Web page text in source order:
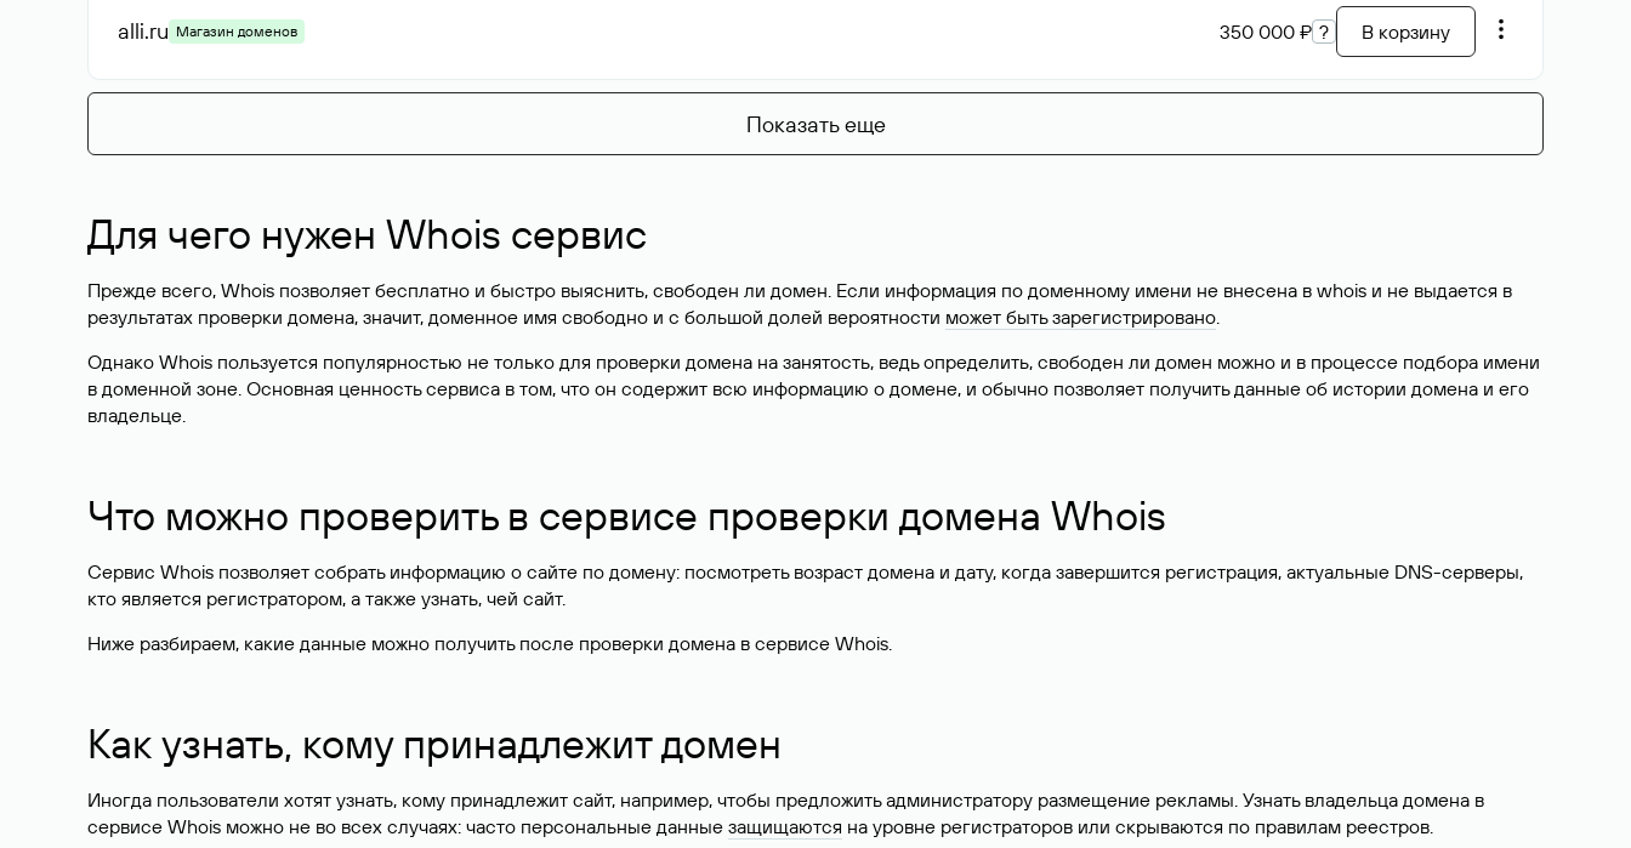
alli.ru Магазин доменов 350 000 ₽ ? В корзину
Показать еще
Для чего нужен Whois сервис
Прежде всего, Whois позволяет бесплатно и быстро выяснить, свободен ли домен. Если информация по доменному имени не внесена в whois и не выдается в
результатах проверки домена, значит, доменное имя свободно и с большой долей вероятности может быть зарегистрировано.
Однако Whois пользуется популярностью не только для проверки домена на занятость, ведь определить, свободен ли домен можно и в процессе подбора имени
в доменной зоне. Основная ценность сервиса в том, что он содержит всю информацию о домене, и обычно позволяет получить данные об истории домена и его
владельце.
Что можно проверить в сервисе проверки домена Whois
Сервис Whois позволяет собрать информацию о сайте по домену: посмотреть возраст домена и дату, когда завершится регистрация, актуальные DNS-серверы,
кто является регистратором, а также узнать, чей сайт.
Ниже разбираем, какие данные можно получить после проверки домена в сервисе Whois.
Как узнать, кому принадлежит домен
Иногда пользователи хотят узнать, кому принадлежит сайт, например, чтобы предложить администратору размещение рекламы. Узнать владельца домена в
сервисе Whois можно не во всех случаях: часто персональные данные защищаются на уровне регистраторов или скрываются по правилам реестров.